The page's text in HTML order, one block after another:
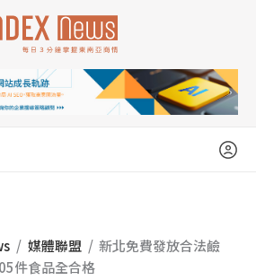
/ 媒體聯盟 / 新北免費發放合法鹼
件食品全合格